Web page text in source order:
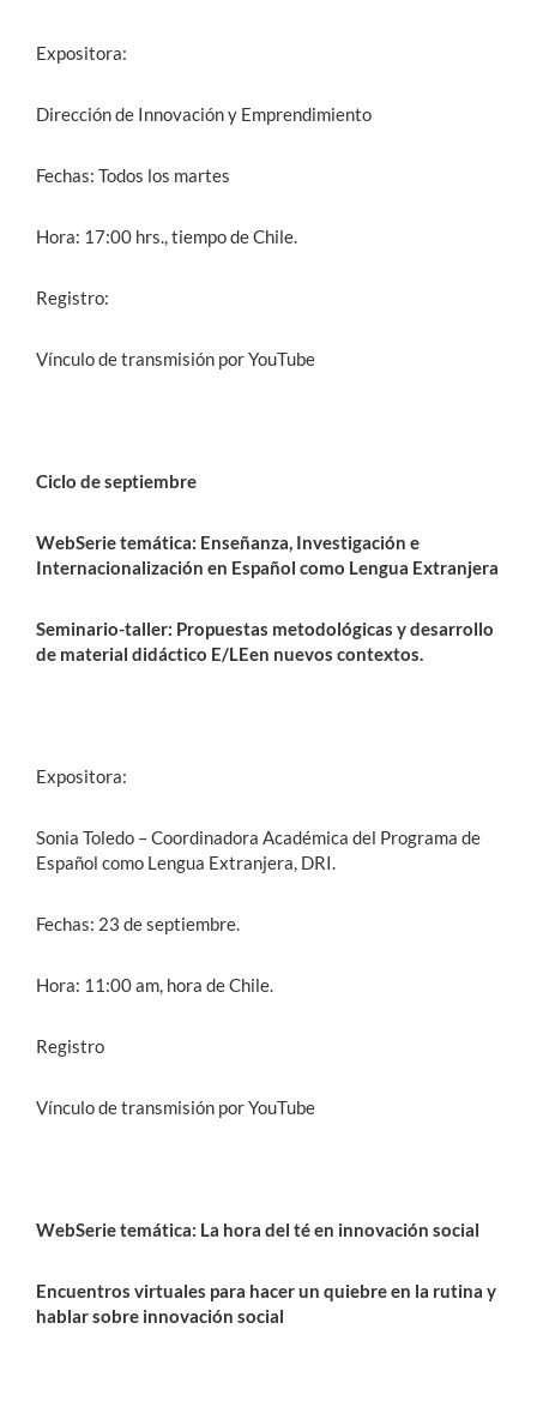
Expositora:
Dirección de Innovación y Emprendimiento
Fechas: Todos los martes
Hora: 17:00 hrs., tiempo de Chile.
Registro:
Vínculo de transmisión por YouTube
Ciclo de septiembre
WebSerie temática: Enseñanza, Investigación e
Internacionalización en Español como Lengua Extranjera
Seminario-taller: Propuestas metodológicas y desarrollo
de material didáctico E/LEen nuevos contextos.
Expositora:
Sonia Toledo – Coordinadora Académica del Programa de
Español como Lengua Extranjera, DRI.
Fechas: 23 de septiembre.
Hora: 11:00 am, hora de Chile.
Registro
Vínculo de transmisión por YouTube
WebSerie temática: La hora del té en innovación social
Encuentros virtuales para hacer un quiebre en la rutina y
hablar sobre innovación social